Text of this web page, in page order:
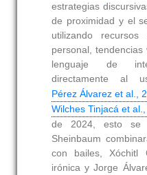
estrategias
de proximidad y el
utilizando recursos
personal,
lenguaje de
directamente al
Pérez Álvarez et al.,
Wilches Tinjacá et
de 2024, esto se
Sheinbaum
con bailes, Xóchitl
irónica y Jorge